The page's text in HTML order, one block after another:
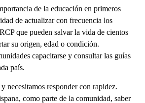
de la educación en primeros
de actualizar con frecuencia los
que pueden salvar la vida de cientos
su origen, edad o condición.
capacitarse y consultar las guías
país.
necesitamos responder con rapidez.
como parte de la comunidad, saber